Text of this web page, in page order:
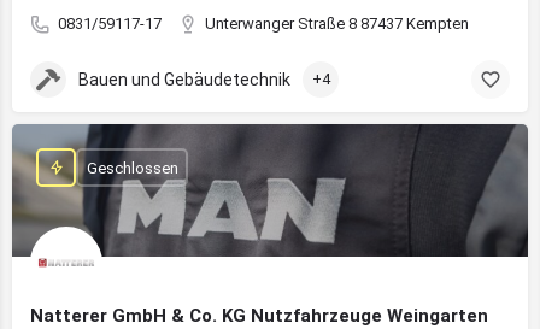
0831/59117-17 Unterwanger Straße 8 87437 Kempten
Bauen und Gebäudetechnik +4
Natterer GmbH & Co. KG Nutzfahrzeuge Weingarten
Geschlossen